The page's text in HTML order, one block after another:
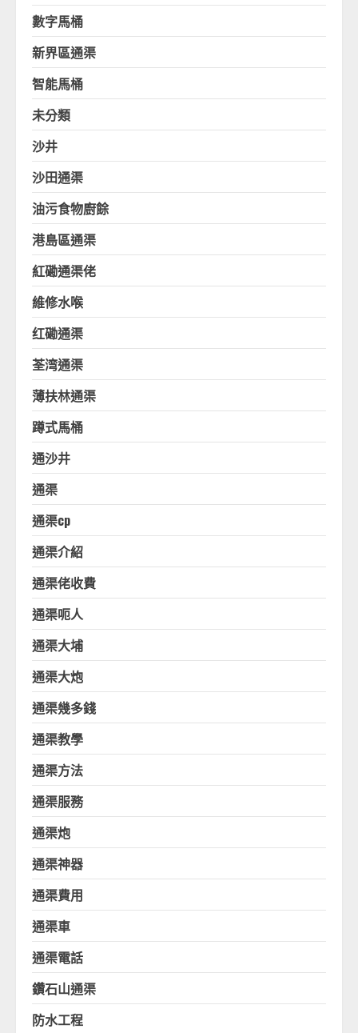
數字馬桶
新界區通渠
智能馬桶
未分類
沙井
沙田通渠
油污食物廚餘
港島區通渠
紅磡通渠佬
維修水喉
红磡通渠
荃湾通渠
薄扶林通渠
蹲式馬桶
通沙井
通渠
通渠cp
通渠介紹
通渠佬收費
通渠呃人
通渠大埔
通渠大炮
通渠幾多錢
通渠教學
通渠方法
通渠服務
通渠炮
通渠神器
通渠費用
通渠車
通渠電話
鑽石山通渠
防水工程